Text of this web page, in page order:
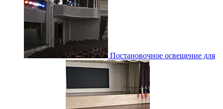
Постановочное освещение для